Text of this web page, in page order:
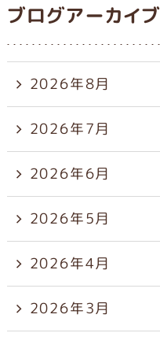
ブログアーカイブ
2026年8月
2026年7月
2026年6月
2026年5月
2026年4月
2026年3月